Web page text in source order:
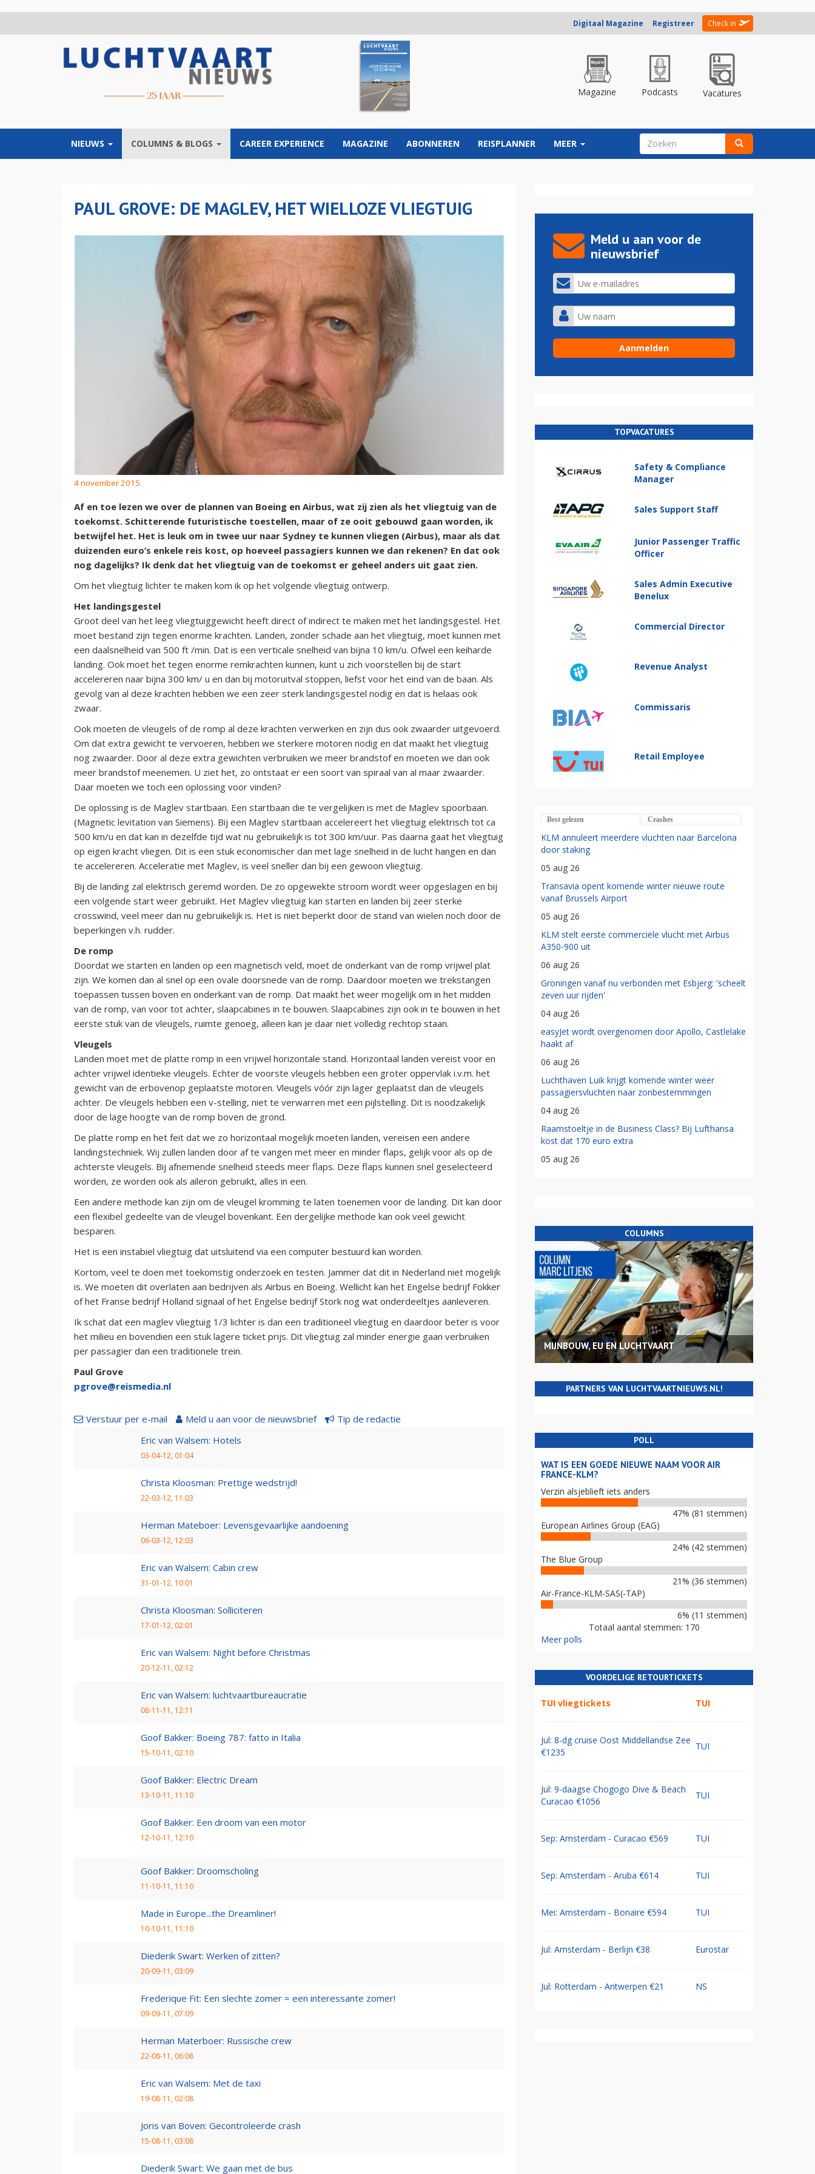
Digitaal Magazine Registreer Check in
Magazine Podcasts Vacatures
NIEUWS COLUMNS & BLOGS CAREER EXPERIENCE MAGAZINE ABONNEREN REISPLANNER MEER ZOEKVELD
PAUL GROVE: DE MAGLEV, HET WIELLOZE VLIEGTUIG
4 november 2015
Af en toe lezen we over de plannen van Boeing en Airbus, wat zij zien als het vliegtuig van de
toekomst. Schitterende futuristische toestellen, maar of ze ooit gebouwd gaan worden, ik
betwijfel het. Het is leuk om in twee uur naar Sydney te kunnen vliegen (Airbus), maar als dat
duizenden euro’s enkele reis kost, op hoeveel passagiers kunnen we dan rekenen? En dat ook
nog dagelijks? Ik denk dat het vliegtuig van de toekomst er geheel anders uit gaat zien.
Om het vliegtuig lichter te maken kom ik op het volgende vliegtuig ontwerp.
Het landingsgestel
Groot deel van het leeg vliegtuiggewicht heeft direct of indirect te maken met het landingsgestel. Het
moet bestand zijn tegen enorme krachten. Landen, zonder schade aan het vliegtuig, moet kunnen met
een daalsnelheid van 500 ft /min. Dat is een verticale snelheid van bijna 10 km/u. Ofwel een keiharde
landing. Ook moet het tegen enorme remkrachten kunnen, kunt u zich voorstellen bij de start
accelereren naar bijna 300 km/ u en dan bij motoruitval stoppen, liefst voor het eind van de baan. Als
gevolg van al deze krachten hebben we een zeer sterk landingsgestel nodig en dat is helaas ook
zwaar.
Ook moeten de vleugels of de romp al deze krachten verwerken en zijn dus ook zwaarder uitgevoerd.
Om dat extra gewicht te vervoeren, hebben we sterkere motoren nodig en dat maakt het vliegtuig
nog zwaarder. Door al deze extra gewichten verbruiken we meer brandstof en moeten we dan ook
meer brandstof meenemen. U ziet het, zo ontstaat er een soort van spiraal van al maar zwaarder.
Daar moeten we toch een oplossing voor vinden?
De oplossing is de Maglev startbaan. Een startbaan die te vergelijken is met de Maglev spoorbaan.
(Magnetic levitation van Siemens). Bij een Maglev startbaan accelereert het vliegtuig elektrisch tot ca
500 km/u en dat kan in dezelfde tijd wat nu gebruikelijk is tot 300 km/uur. Pas daarna gaat het vliegtuig
op eigen kracht vliegen. Dit is een stuk economischer dan met lage snelheid in de lucht hangen en dan
te accelereren. Acceleratie met Maglev, is veel sneller dan bij een gewoon vliegtuig.
Bij de landing zal elektrisch geremd worden. De zo opgewekte stroom wordt weer opgeslagen en bij
een volgende start weer gebruikt. Het Maglev vliegtuig kan starten en landen bij zeer sterke
crosswind, veel meer dan nu gebruikelijk is. Het is niet beperkt door de stand van wielen noch door de
beperkingen v.h. rudder.
De romp
Doordat we starten en landen op een magnetisch veld, moet de onderkant van de romp vrijwel plat
zijn. We komen dan al snel op een ovale doorsnede van de romp. Daardoor moeten we trekstangen
toepassen tussen boven en onderkant van de romp. Dat maakt het weer mogelijk om in het midden
van de romp, van voor tot achter, slaapcabines in te bouwen. Slaapcabines zijn ook in te bouwen in het
eerste stuk van de vleugels, ruimte genoeg, alleen kan je daar niet volledig rechtop staan.
Vleugels
Landen moet met de platte romp in een vrijwel horizontale stand. Horizontaal landen vereist voor en
achter vrijwel identieke vleugels. Echter de voorste vleugels hebben een groter oppervlak i.v.m. het
gewicht van de erbovenop geplaatste motoren. Vleugels vóór zijn lager geplaatst dan de vleugels
achter. De vleugels hebben een v-stelling, niet te verwarren met een pijlstelling. Dit is noodzakelijk
door de lage hoogte van de romp boven de grond.
De platte romp en het feit dat we zo horizontaal mogelijk moeten landen, vereisen een andere
landingstechniek. Wij zullen landen door af te vangen met meer en minder flaps, gelijk voor als op de
achterste vleugels. Bij afnemende snelheid steeds meer flaps. Deze flaps kunnen snel geselecteerd
worden, ze worden ook als aileron gebruikt, alles in een.
Een andere methode kan zijn om de vleugel kromming te laten toenemen voor de landing. Dit kan door
een flexibel gedeelte van de vleugel bovenkant. Een dergelijke methode kan ook veel gewicht
besparen.
Het is een instabiel vliegtuig dat uitsluitend via een computer bestuurd kan worden.
Kortom, veel te doen met toekomstig onderzoek en testen. Jammer dat dit in Nederland niet mogelijk
is. We moeten dit overlaten aan bedrijven als Airbus en Boeing. Wellicht kan het Engelse bedrijf Fokker
of het Franse bedrijf Holland signaal of het Engelse bedrijf Stork nog wat onderdeeltjes aanleveren.
Ik schat dat een maglev vliegtuig 1/3 lichter is dan een traditioneel vliegtuig en daardoor beter is voor
het milieu en bovendien een stuk lagere ticket prijs. Dit vliegtuig zal minder energie gaan verbruiken
per passagier dan een traditionele trein.
Paul Grove
pgrove@reismedia.nl
Verstuur per e-mail Meld u aan voor de nieuwsbrief
Tip de redactie
Eric van Walsem: Hotels
03-04-12, 01:04
Christa Kloosman: Prettige wedstrijd!
22-03-12, 11:03
Herman Mateboer: Levensgevaarlijke aandoening
06-03-12, 12:03
Eric van Walsem: Cabin crew
31-01-12, 10:01
Christa Kloosman: Solliciteren
17-01-12, 02:01
Eric van Walsem: Night before Christmas
20-12-11, 02:12
Eric van Walsem: luchtvaartbureaucratie
08-11-11, 12:11
Goof Bakker: Boeing 787: fatto in Italia
15-10-11, 02:10
Goof Bakker: Electric Dream
13-10-11, 11:10
Goof Bakker: Een droom van een motor
12-10-11, 12:10
Goof Bakker: Droomscholing
11-10-11, 11:10
Made in Europe...the Dreamliner!
10-10-11, 11:10
Diederik Swart: Werken of zitten?
20-09-11, 03:09
Frederique Fit: Een slechte zomer = een interessante zomer!
09-09-11, 07:09
Herman Materboer: Russische crew
22-08-11, 06:08
Eric van Walsem: Met de taxi
19-08-11, 02:08
Joris van Boven: Gecontroleerde crash
15-08-11, 03:08
Diederik Swart: We gaan met de bus
Meld u aan voor de
nieuwsbrief
TOPVACATURES
Safety & Compliance
Manager
Sales Support Staff
Junior Passenger Traffic
Officer
Sales Admin Executive
Benelux
Commercial Director
Revenue Analyst
Commissaris
Retail Employee
Best gelezen Crashes
KLM annuleert meerdere vluchten naar Barcelona
door staking
05 aug 26
Transavia opent komende winter nieuwe route
vanaf Brussels Airport
05 aug 26
KLM stelt eerste commerciële vlucht met Airbus
A350-900 uit
06 aug 26
Groningen vanaf nu verbonden met Esbjerg: 'scheelt
zeven uur rijden'
04 aug 26
easyJet wordt overgenomen door Apollo, Castlelake
haakt af
06 aug 26
Luchthaven Luik krijgt komende winter weer
passagiersvluchten naar zonbestemmingen
04 aug 26
Raamstoeltje in de Business Class? Bij Lufthansa
kost dat 170 euro extra
05 aug 26
COLUMNS
MIJNBOUW, EU EN LUCHTVAART
PARTNERS VAN LUCHTVAARTNIEUWS.NL!
POLL
WAT IS EEN GOEDE NIEUWE NAAM VOOR AIR
FRANCE-KLM?
Verzin alsjeblieft iets anders
47% (81 stemmen)
European Airlines Group (EAG)
24% (42 stemmen)
The Blue Group
21% (36 stemmen)
Air-France-KLM-SAS(-TAP)
6% (11 stemmen)
Totaal aantal stemmen: 170
Meer polls
VOORDELIGE RETOURTICKETS
TUI vliegtickets TUI
Jul: 8-dg cruise Oost Middellandse Zee
€1235
TUI
Jul: 9-daagse Chogogo Dive & Beach
Curacao €1056
TUI
Sep: Amsterdam - Curacao €569 TUI
Sep: Amsterdam - Aruba €614 TUI
Mei: Amsterdam - Bonaire €594 TUI
Jul: Amsterdam - Berlijn €38 Eurostar
Jul: Rotterdam - Antwerpen €21 NS